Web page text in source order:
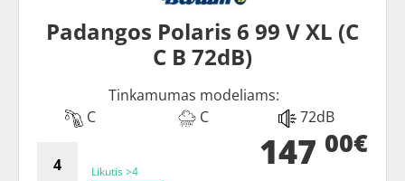
Padangos Polaris 6 99 V XL (C
C B 72dB)
Tinkamumas modeliams:
C
C 72dB
Likutis >4 147 00€